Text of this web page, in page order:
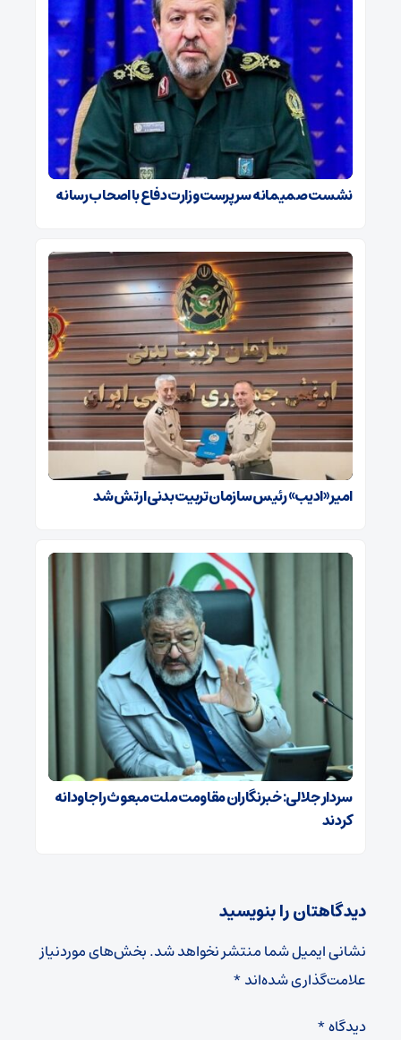
نشست صمیمانه سرپرست وزارت دفاع با اصحاب رسانه
امیر «ادیب» رئیس سازمان تربیت بدنی ارتش شد
سردار جلالی: خبرنگاران مقاومت ملت مبعوث را جاودانه
کردند
دیدگاهتان را بنویسید
نشانی ایمیل شما منتشر نخواهد شد.بخش‌های موردنیاز
علامت‌گذاری شده‌اند*
دیدگاه*